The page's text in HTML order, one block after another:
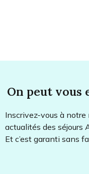
On peut vous
Inscrivez-vous à
actualités des séjours
Et c’est garanti sans